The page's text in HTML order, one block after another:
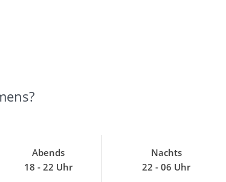
Abends
18 - 22 Uhr
Nachts
22 - 06 Uhr
Sonnenschein heute
Zur Sonnenscheindauerkarte